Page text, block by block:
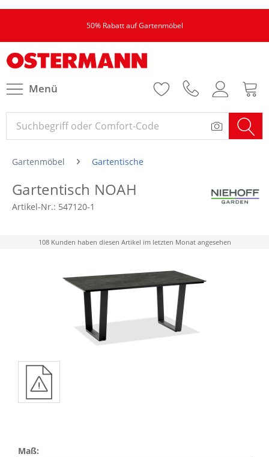
50% Rabatt auf Gartenmöbel
Menü
Gartenmöbel Gartentische
Gartentisch NOAH
Artikel-Nr.: 547120-1
108 Kunden haben diesen Artikel im letzten Monat angesehen
Maß: